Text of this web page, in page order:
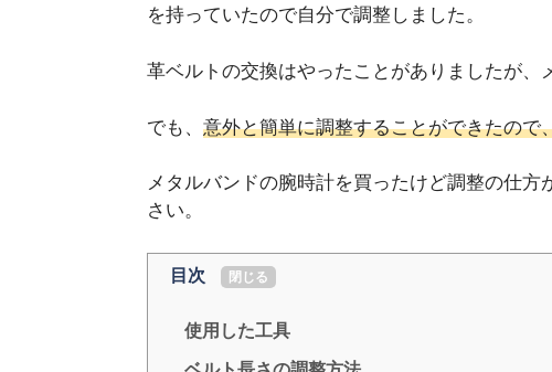
を持っていたので自分で調整しました。
革ベルトの交換はやったことがありましたが、
でも、 意外と簡単に調整することができたので
メタルバンドの腕時計を買ったけど調整の仕
さい。
目次 閉じる
使用した工具